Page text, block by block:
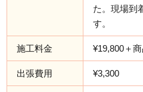
た。現場到
す。
施工料金 ¥19,800＋
出張費用 ¥3,300